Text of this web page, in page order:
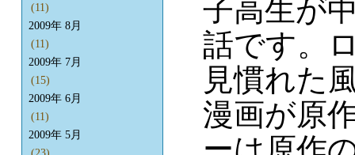
子高生が
話です。
見慣れた
漫画が原
(11)
2009年 8月
(11)
2009年 7月
(15)
2009年 6月
(11)
2009年 5月